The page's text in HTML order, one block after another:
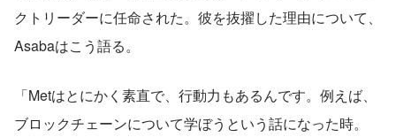
クトリーダーに任命された。彼を抜擢した理由について、
Asabaはこう語る。
「Metはとにかく素直で、行動力もあるんです。例えば、
ブロックチェーンについて学ぼうという話になった時。